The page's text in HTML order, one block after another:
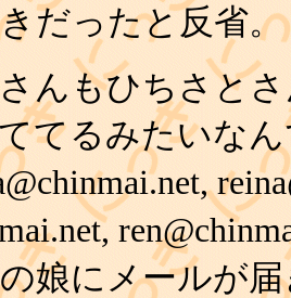
だったと反省。
んもひちさと
てるみたいな
娘にメールが